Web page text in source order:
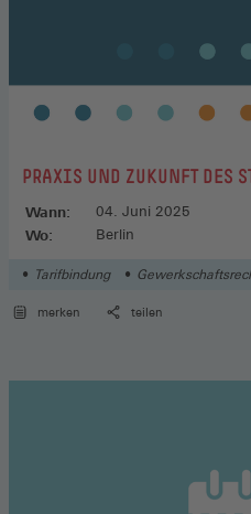
:PRAXIS UND ZUKUNFT DES
Wann: 04. Juni 2025
Wo: Berlin
Tarifbindung
merken teilen